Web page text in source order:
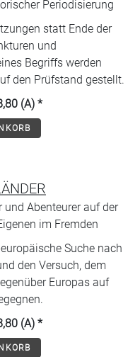
Periodisierung
statt Ende der
und
Begriffs werden
den Prüfstand gestellt.
(A) *
und Abenteurer auf der
im Fremden
Suche nach
den Versuch, dem
Europas auf
(A) *